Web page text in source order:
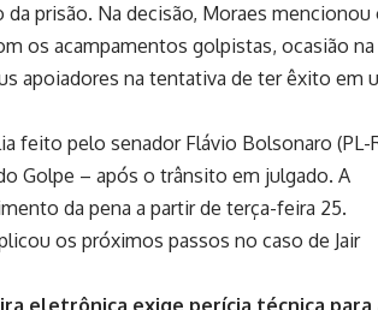
prisão. Na decisão, Moraes mencionou
os acampamentos golpistas, ocasião na
apoiadores na tentativa de ter êxito em
feito pelo senador Flávio Bolsonaro (PL-
Golpe – após o trânsito em julgado. A
da pena a partir de terça-feira 25.
os próximos passos no caso de Jair